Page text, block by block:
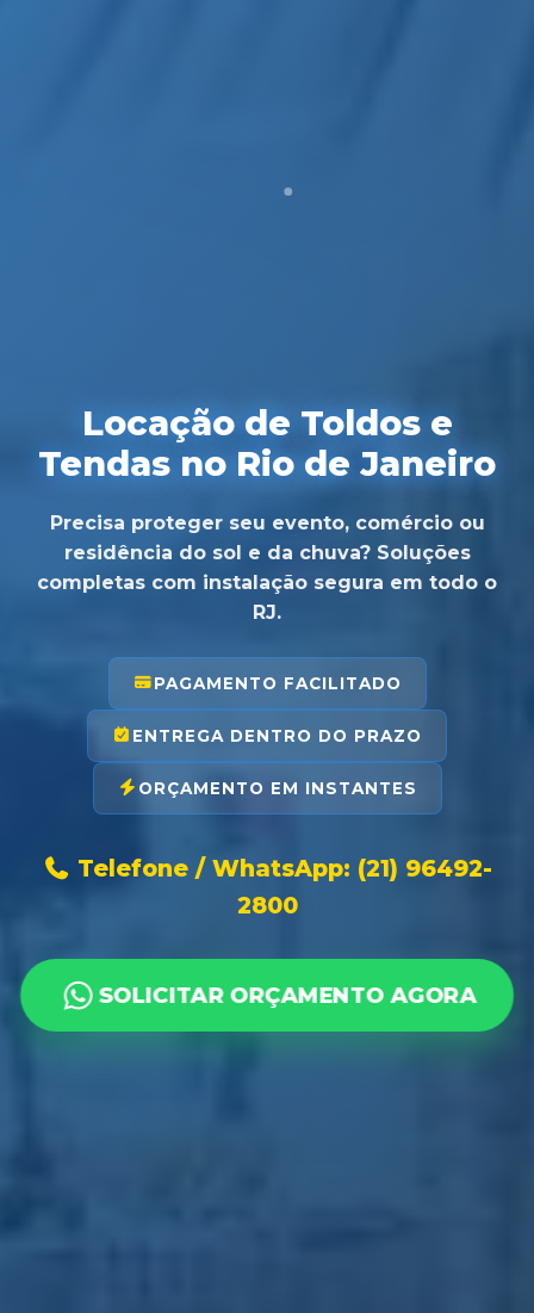
Locação de Toldos e
Tendas no Rio de Janeiro
Precisa proteger seu evento, comércio ou
residência do sol e da chuva? Soluções
completas com instalação segura em todo o
RJ.
PAGAMENTO FACILITADO
ENTREGA DENTRO DO PRAZO
ORÇAMENTO EM INSTANTES
Telefone / WhatsApp: (21) 96492-
2800
SOLICITAR ORÇAMENTO AGORA